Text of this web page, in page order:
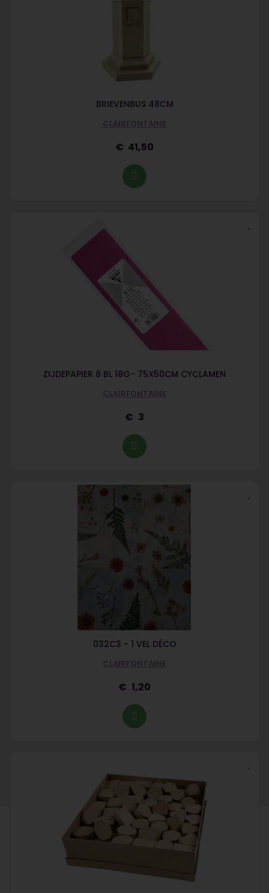
BRIEVENBUS 48CM
CLAIRFONTAINE
41,50
ZIJDEPAPIER 8 BL 18G- 75X50CM CYCLAMEN
CLAIRFONTAINE
3
032C3 - 1 VEL DÉCO
CLAIRFONTAINE
1,20